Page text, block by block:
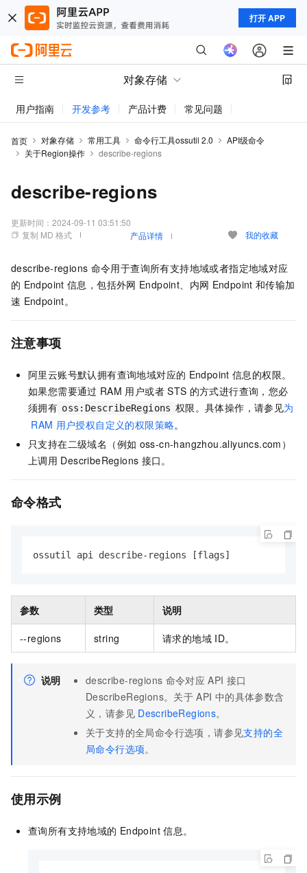
打开 APP
对象存储
用户指南 开发参考 产品计费 常见问题
首页 对象存储 常用工具 命令行工具ossutil 2.0
API级命令
关于Region操作
describe-regions
describe-regions
更新时间： 2024-09-11 03:51:50
复制 MD 格式
产品详情 我的收藏
describe-regions 命令用于查询所有支持地域或者指定地域对应
的 Endpoint 信息，包括外网 Endpoint、内网 Endpoint 和传输加
速 Endpoint。
注意事项
阿里云账号默认拥有查询地域对应的 Endpoint 信息的权限。
如果您需要通过 RAM 用户或者 STS 的方式进行查询，您必
须拥有 oss:DescribeRegions 权限。具体操作，请参见为
RAM 用户授权自定义的权限策略。
只支持在二级域名（例如 oss-cn-hangzhou.aliyuncs.com）
上调用 DescribeRegions 接口。
命令格式
ossutil api describe-regions [flags]
参数 类型 说明
--regions string 请求的地域 ID。
说明 describe-regions 命令对应 API 接口
DescribeRegions。关于 API 中的具体参数含
义，请参见 DescribeRegions。
关于支持的全局命令行选项，请参见支持的全
局命令行选项。
使用示例
查询所有支持地域的 Endpoint 信息。